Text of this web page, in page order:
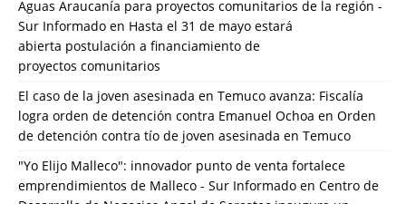
Aguas Araucanía para proyectos comunitarios de la región -
Sur Informado en Hasta el 31 de mayo estará
abierta postulación a financiamiento de
proyectos comunitarios
El caso de la joven asesinada en Temuco avanza: Fiscalía
logra orden de detención contra Emanuel Ochoa en Orden
de detención contra tío de joven asesinada en Temuco
"Yo Elijo Malleco": innovador punto de venta fortalece
emprendimientos de Malleco - Sur Informado en Centro de